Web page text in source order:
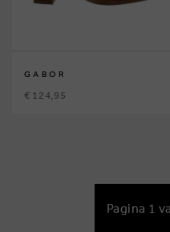
GABOR
€ 124,95
NAAR